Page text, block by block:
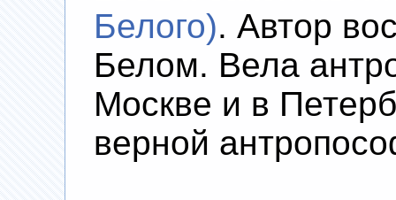
Белого). Автор
Белом. Вела
Москве и в
верной